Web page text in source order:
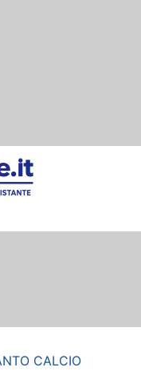
CALCIO